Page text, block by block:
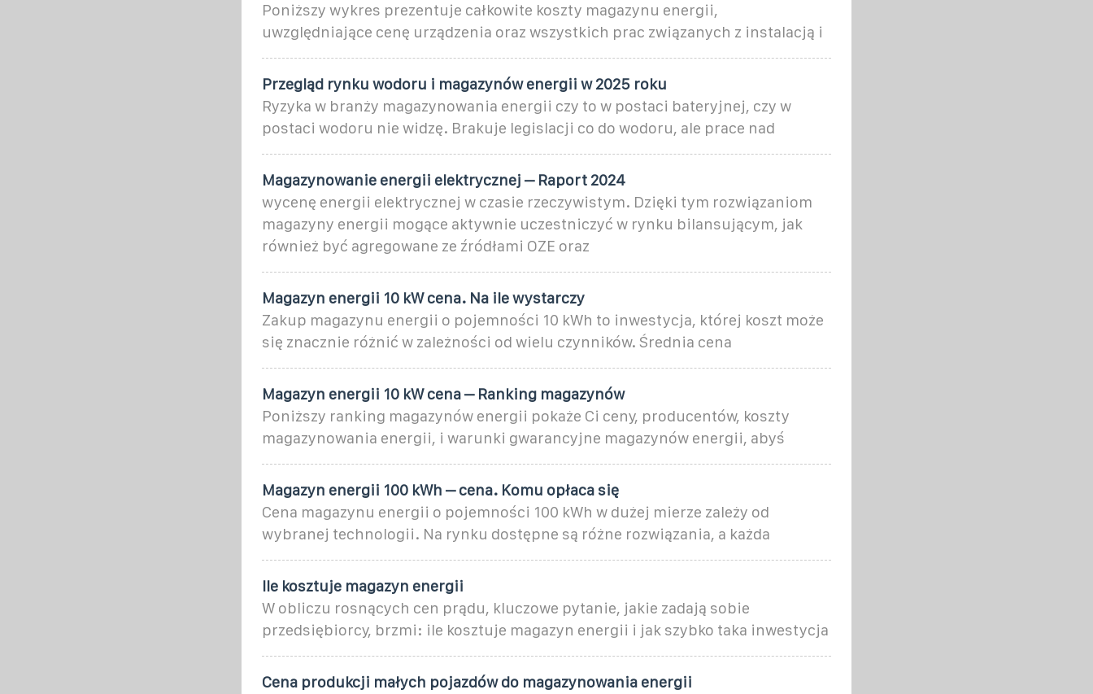
Poniższy wykres prezentuje całkowite koszty magazynu energii,
uwzględniające cenę urządzenia oraz wszystkich prac związanych z instalacją i
Przegląd rynku wodoru i magazynów energii w 2025 roku
Ryzyka w branży magazynowania energii czy to w postaci bateryjnej, czy w
postaci wodoru nie widzę. Brakuje legislacji co do wodoru, ale prace nad
Magazynowanie energii elektrycznej – Raport 2024
wycenę energii elektrycznej w czasie rzeczywistym. Dzięki tym rozwiązaniom
magazyny energii mogące aktywnie uczestniczyć w rynku bilansującym, jak
również być agregowane ze źródłami OZE oraz
Magazyn energii 10 kW cena. Na ile wystarczy
Zakup magazynu energii o pojemności 10 kWh to inwestycja, której koszt może
się znacznie różnić w zależności od wielu czynników. Średnia cena
Magazyn energii 10 kW cena – Ranking magazynów
Poniższy ranking magazynów energii pokaże Ci ceny, producentów, koszty
magazynowania energii, i warunki gwarancyjne magazynów energii, abyś
Magazyn energii 100 kWh – cena. Komu opłaca się
Cena magazynu energii o pojemności 100 kWh w dużej mierze zależy od
wybranej technologii. Na rynku dostępne są różne rozwiązania, a każda
Ile kosztuje magazyn energii
W obliczu rosnących cen prądu, kluczowe pytanie, jakie zadają sobie
przedsiębiorcy, brzmi: ile kosztuje magazyn energii i jak szybko taka inwestycja
Cena produkcji małych pojazdów do magazynowania energii